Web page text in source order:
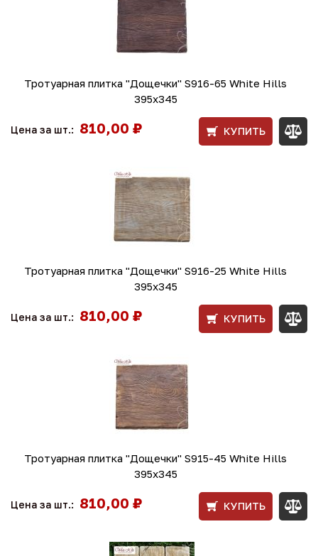
Тротуарная плитка "Дощечки" S916-65 White Hills
395х345
Цена за шт.: 810,00 ₽ КУПИТЬ
Тротуарная плитка "Дощечки" S916-25 White Hills
395х345
Цена за шт.: 810,00 ₽ КУПИТЬ
Тротуарная плитка "Дощечки" S915-45 White Hills
395х345
Цена за шт.: 810,00 ₽ КУПИТЬ